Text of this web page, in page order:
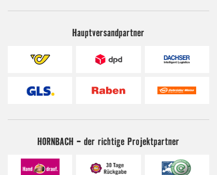
Hauptversandpartner
HORNBACH - der richtige Projektpartner